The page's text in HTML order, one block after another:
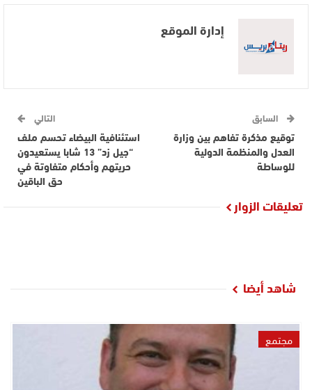
إدارة الموقع
السابق
توقيع مذكرة تفاهم بين وزارة
العدل والمنظمة الدولية
للوساطة
التالي
استئنافية البيضاء تحسم ملف
“جيل زد” 13 شابا يستعيدون
حريتهم وأحكام متفاوتة في
حق الباقين
تعليقات الزوار
شاهد أيضا
مجتمع